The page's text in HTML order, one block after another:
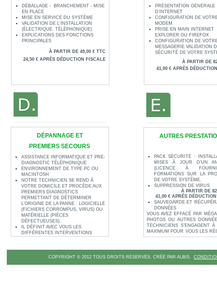
COPYRIGHT © 2012 TOUS DROITS RÉSERVÉS. CRÉÉ PAR ALBIS.
DÉBALLAGE - BRANCHEMENT - MISE
EN PLACE
MISE EN SERVICE DU SYSTÈME
VALIDATION DE L'INSTALLATION
(ÉLECTRIQUE, TÉLÉPHONIQUE)
EXPLICATIONS DES FONCTIONS
PRINCIPALES
À PARTIR DE 49,00 € TTC
24,50 € APRÈS DÉDUCTION FISCALE
PRÉSENTATION GÉNÉRALE
D'INTERNET
CONFIGURATION DE
MODEM
PRISE EN MAIN INTERNET
EXPLORER OU FIREFOX
CONFIGURATION DE
MESSAGERIE VALIDATION
SÉCURITÉ DE VOTRE
À PARTIR DE
41,00 € APRÈS
DÉPANNAGE ET
PREMIERS SECOURS
ASSISTANCE INFORMATIQUE ET PRÉ-
DIAGNOSTIC TÉLÉPHONIQUE
ENVIRONNEMENT DE TYPE PC OU
MACINTOSH
NOTRE TECHNICIEN SE REND À
VOTRE DOMICILE ET PROCÈDE AUX
PREMIERS DIAGNOSTICS
PERMETTANT DE DÉTERMINER
L'ORIGINE DE LA PANNE : LOGICIELLE
(FICHIERS CORROMPUS, VIRUS) OU
MATÉRIELLE (PIÈCES
DÉFECTUEUSES).
IL DÉFINIT AVEC VOUS LES
DIFFÉRENTES INTERVENTIONS
BESOIN UN DEVIS SOUS 24H
EN CAS D'INTERVENTION IMMÉDIATE
AUTRES
PACK SÉCURITÉ :
MISES À JOUR D'UN
(LICENCE À
FORMATIONS SUR LA
DE VOTRE SYSTÈME.
SUPPRESSION DE VIRUS
À PARTIR DE
41,00 € APRÈS
SAUVEGARDE ET
DONNÉES
VOUS AVEZ EFFACÉ PAR
PHOTOS OU AUTRES
TECHNICIENS S'ENGAGENT À
MAXIMUM POUR VOUS LES
!
Diagnostic de votre
du câblage, nettoyage
et extérieur, contrôle de